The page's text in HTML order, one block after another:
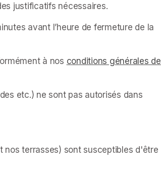
in a new tab)
justificatifs nécessaires.
avant l’heure de fermeture de la
à nos conditions générales de
etc.) ne sont pas autorisés dans
in a new tab)
nos terrasses) sont susceptibles d'être